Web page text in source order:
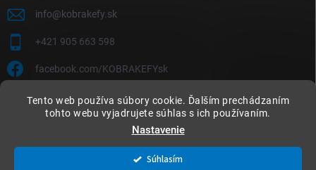
Tento web používa súbory cookie. Ďalším prechádzaním
tohto webu vyjadrujete súhlas s ich používaním.
Nastavenie
Súhlasím
info@kobrakefy.sk
+421 905 663 598
facebook.com/KOBRAKEFYsk